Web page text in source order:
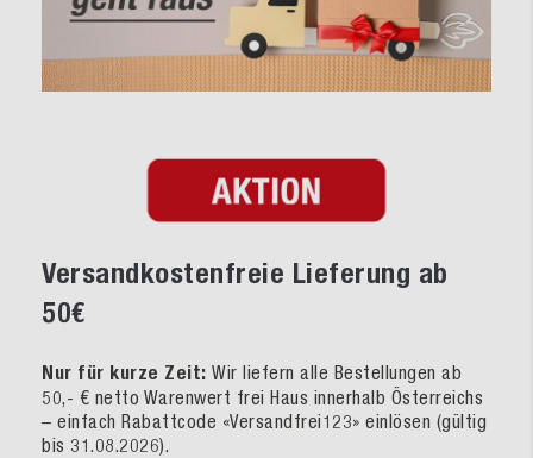
Versandkostenfreie Lieferung ab
50€
Nur für kurze Zeit: Wir liefern alle Bestellungen ab
50,- € netto Warenwert frei Haus innerhalb Österreichs
– einfach Rabattcode «Versandfrei123» einlösen (gültig
bis 31.08.2026).